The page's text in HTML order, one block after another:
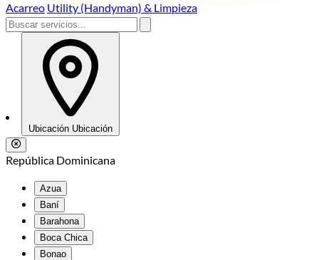
Acarreo Utility (Handyman) & Limpieza
Ubicación Ubicación
República Dominicana
Azua
Baní
Barahona
Boca Chica
Bonao